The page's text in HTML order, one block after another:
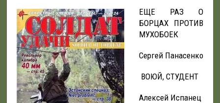
ЕЩЕ РАЗ О
БОРЦАХ ПРОТИВ
МУХОБОЕК
Сергей Панасенко
ВОЮЙ, СТУДЕНТ
Алексей Испанец